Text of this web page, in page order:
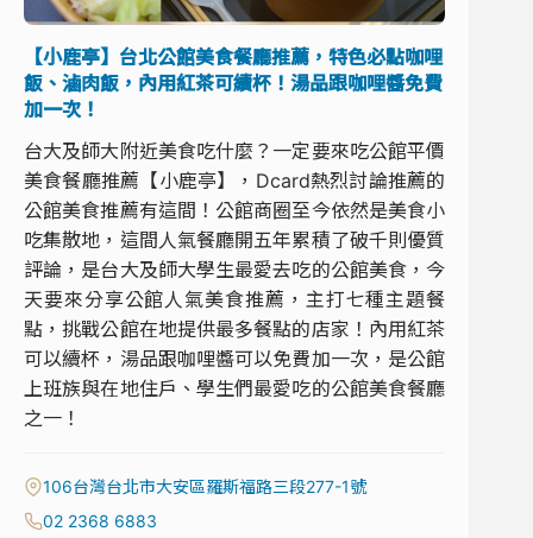
【小鹿亭】台北公館美食餐廳推薦，特色必點咖哩
飯、滷肉飯，內用紅茶可續杯！湯品跟咖哩醬免費
加一次！
台大及師大附近美食吃什麼？一定要來吃公館平價
美食餐廳推薦【小鹿亭】，Dcard熱烈討論推薦的
公館美食推薦有這間！公館商圈至今依然是美食小
吃集散地，這間人氣餐廳開五年累積了破千則優質
評論，是台大及師大學生最愛去吃的公館美食，今
天要來分享公館人氣美食推薦，主打七種主題餐
點，挑戰公館在地提供最多餐點的店家！內用紅茶
可以續杯，湯品跟咖哩醬可以免費加一次，是公館
上班族與在地住戶、學生們最愛吃的公館美食餐廳
之一！
106台灣台北市大安區羅斯福路三段277-1號
02 2368 6883